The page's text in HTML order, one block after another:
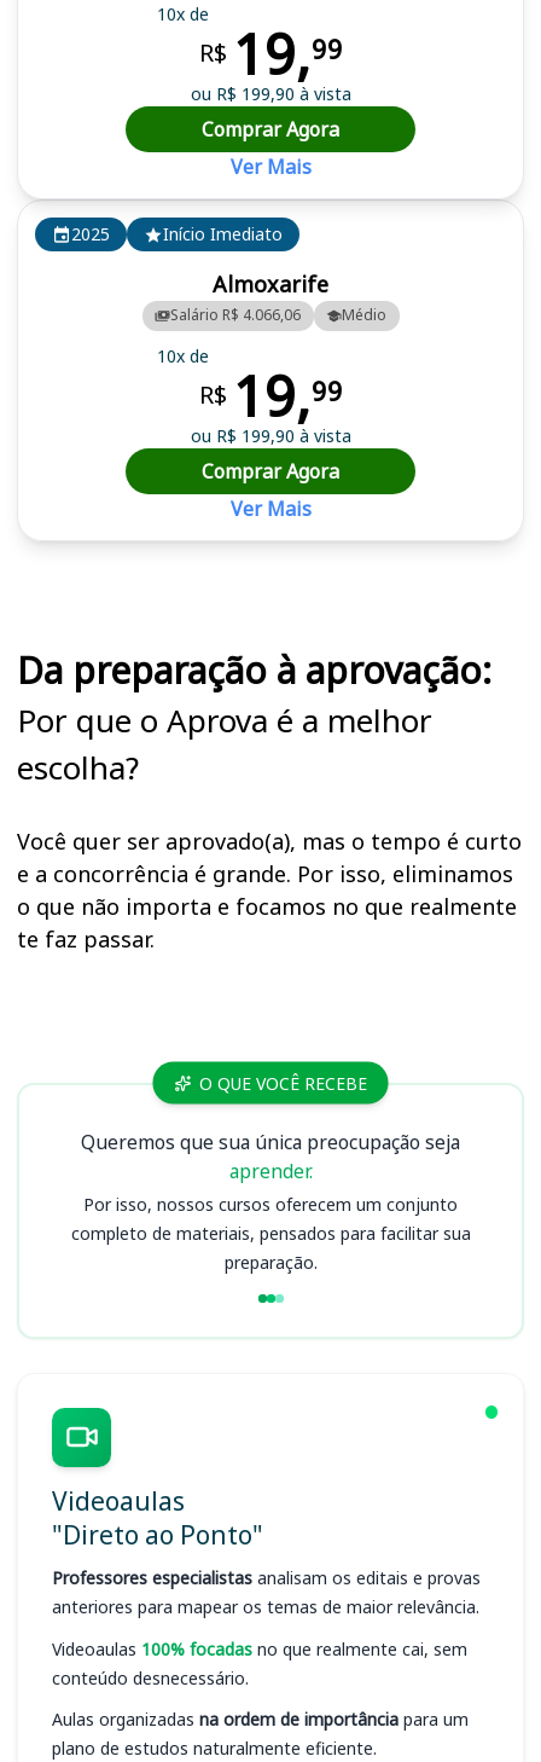
2025 Início Imediato
Almoxarife
Salário R$ 4.066,06 Médio
10x de
R$ 19,99
ou R$ 199,90 à vista
Comprar Agora
Ver Mais
10x de
R$ 19,99
ou R$ 199,90 à vista
Comprar Agora
Ver Mais
Da preparação à aprovação:
Por que o Aprova é a melhor
escolha?
Você quer ser aprovado(a), mas o tempo é curto
e a concorrência é grande. Por isso, eliminamos
o que não importa e focamos no que realmente
te faz passar.
Cursos O QUE VOCÊ RECEBE
Queremos que sua única preocupação seja
aprender.
Por isso, nossos cursos oferecem um conjunto
completo de materiais, pensados para facilitar sua
preparação.
Videoaulas
"Direto ao Ponto"
Professores especialistas analisam os editais e provas
anteriores para mapear os temas de maior relevância.
Videoaulas 100% focadas no que realmente cai, sem
conteúdo desnecessário.
Aulas organizadas na ordem de importância para um
plano de estudos naturalmente eficiente.